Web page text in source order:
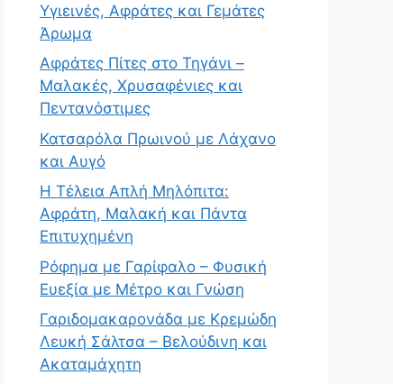
Υγιεινές, Αφράτες και Γεμάτες
Άρωμα
Αφράτες Πίτες στο Τηγάνι –
Μαλακές, Χρυσαφένιες και
Πεντανόστιμες
Κατσαρόλα Πρωινού με Λάχανο
και Αυγό
Η Τέλεια Απλή Μηλόπιτα:
Αφράτη, Μαλακή και Πάντα
Επιτυχημένη
Ρόφημα με Γαρίφαλο – Φυσική
Ευεξία με Μέτρο και Γνώση
Γαριδομακαρονάδα με Κρεμώδη
Λευκή Σάλτσα – Βελούδινη και
Ακαταμάχητη